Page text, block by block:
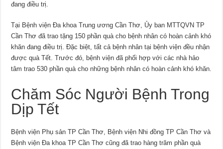
đang điều trị.
Tại Bệnh viện Đa khoa Trung ương Cần Thơ, Ủy ban MTTQVN TP
Cần Thơ đã trao tặng 150 phần quà cho bệnh nhân có hoàn cảnh khó
khăn đang điều trị. Đặc biệt, tất cả bệnh nhân tại bệnh viện đều nhận
được quà Tết. Trước đó, bệnh viện đã phối hợp với các nhà hảo
tâm trao 530 phần quà cho những bệnh nhân có hoàn cảnh khó khăn.
Chăm Sóc Người Bệnh Trong
Dịp Tết
Bệnh viện Phụ sản TP Cần Thơ, Bệnh viện Nhi đồng TP Cần Thơ và
Bệnh viện Đa khoa TP Cần Thơ cũng đã trao hàng trăm phần quà